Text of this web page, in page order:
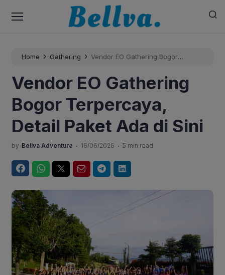
Home › Gathering › Vendor EO Gathering Bogor
Vendor EO Gathering
Bogor Terpercaya,
Detail Paket Ada di Sini
by Bellva Adventure . 16/06/2026 . 5 min read